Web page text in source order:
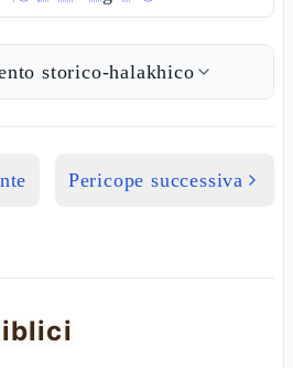
storico-halakhico
Pericope successiva